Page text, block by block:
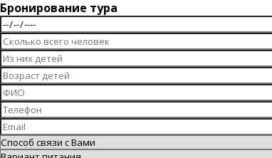
Бронирование тура